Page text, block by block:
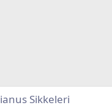
Sikkeleri